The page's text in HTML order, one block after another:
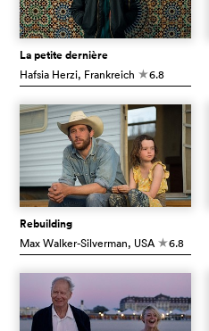
La petite dernière
Hafsia Herzi, Frankreich c6.8
Rebuilding
Max Walker-Silverman, USA c6.8